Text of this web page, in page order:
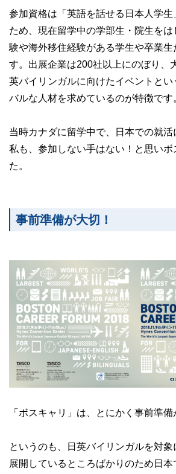
参加資格は「英語を話せる日本人学
ため、現在留学中の学部生・院生を
験や海外移住経験がある学生や卒業生
す。出展企業は200社以上にのぼり、
英バイリンガルに向けたイベントと
バルな人材を求めているのが特徴です
当時カナダに留学中で、日本での就
私も、参加しない手はない！と思いボ
た。
事前準備が大切！
「ボスキャリ」は、とにかく事前準備
というのも、日英バイリンガルを対
展開しているところばかりのため日